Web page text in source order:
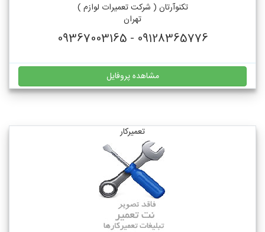
تکنوآرتان ( شرکت تعمیرات لوازم )
تهران
09128365776 - 09367003165
مشاهده پروفایل
تعمیرکار